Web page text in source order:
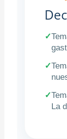
✓
✓
✓
La